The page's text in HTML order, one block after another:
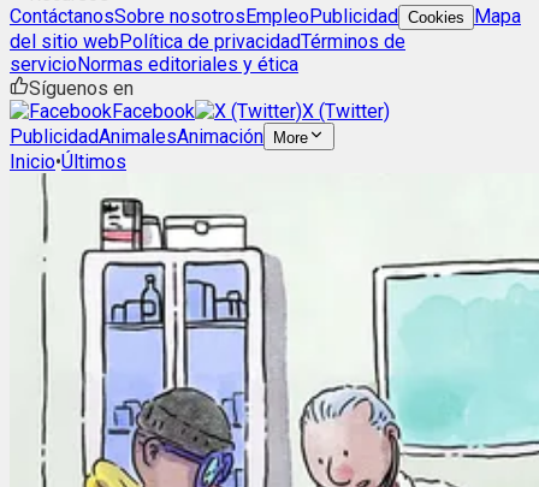
ContáctanosSobre nosotrosEmpleoPublicidad Cookies
Mapa
del sitio webPolítica de privacidadTérminos de
servicioNormas editoriales y ética
Síguenos en
Facebook
X (Twitter)
PublicidadAnimalesAnimación More
Inicio•Últimos